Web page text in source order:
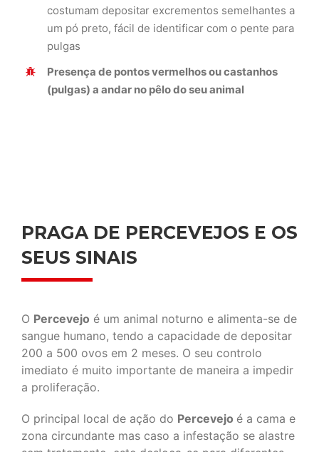
costumam depositar excrementos semelhantes a
um pó preto, fácil de identificar com o pente para
pulgas
Presença de pontos vermelhos ou castanhos
(pulgas) a andar no pêlo do seu animal
PRAGA DE PERCEVEJOS E OS
SEUS SINAIS
O Percevejo é um animal noturno e alimenta-se de
sangue humano, tendo a capacidade de depositar
200 a 500 ovos em 2 meses. O seu controlo
imediato é muito importante de maneira a impedir
a proliferação.
O principal local de ação do Percevejo é a cama e
zona circundante mas caso a infestação se alastre